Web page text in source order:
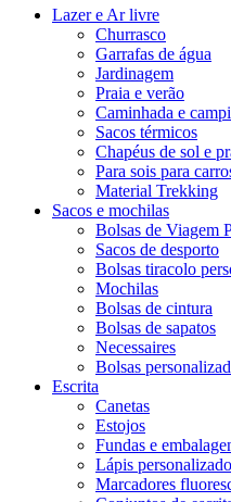
Lazer e Ar livre
Churrasco
Garrafas de água
Jardinagem
Praia e verão
Caminhada e
Sacos térmicos
Chapéus de sol e
Para sois para
Material Trekking
Sacos e mochilas
Bolsas de Viagem
Sacos de desporto
Bolsas tiracolo
Mochilas
Bolsas de cintura
Bolsas de sapatos
Necessaires
Bolsas
Escrita
Canetas
Estojos
Fundas e
Lápis
Marcadores